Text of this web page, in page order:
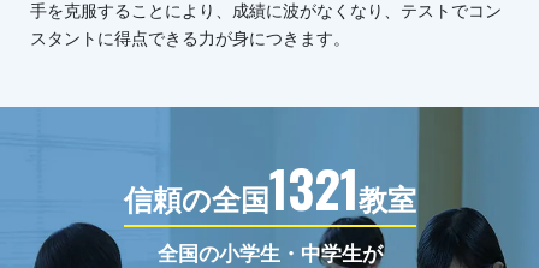
手を克服することにより、成績に波がなくなり、テストでコン
スタントに得点できる力が身につきます。
信頼の全国1321教室
全国の小学生・中学生が